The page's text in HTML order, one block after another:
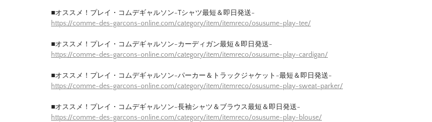
■オススメ！プレイ・コムデギャルソン-Tシャツ最短＆即日発送-
https://comme-des-garcons-online.com/category/item/itemreco/osusume-play-tee/
■オススメ！プレイ・コムデギャルソン-カーディガン最短＆即日発送-
https://comme-des-garcons-online.com/category/item/itemreco/osusume-play-cardigan/
■オススメ！プレイ・コムデギャルソン-パーカー＆トラックジャケット-最短＆即日発送-
https://comme-des-garcons-online.com/category/item/itemreco/osusume-play-sweat-parker/
■オススメ！プレイ・コムデギャルソン-長袖シャツ＆ブラウス最短＆即日発送-
https://comme-des-garcons-online.com/category/item/itemreco/osusume-play-blouse/